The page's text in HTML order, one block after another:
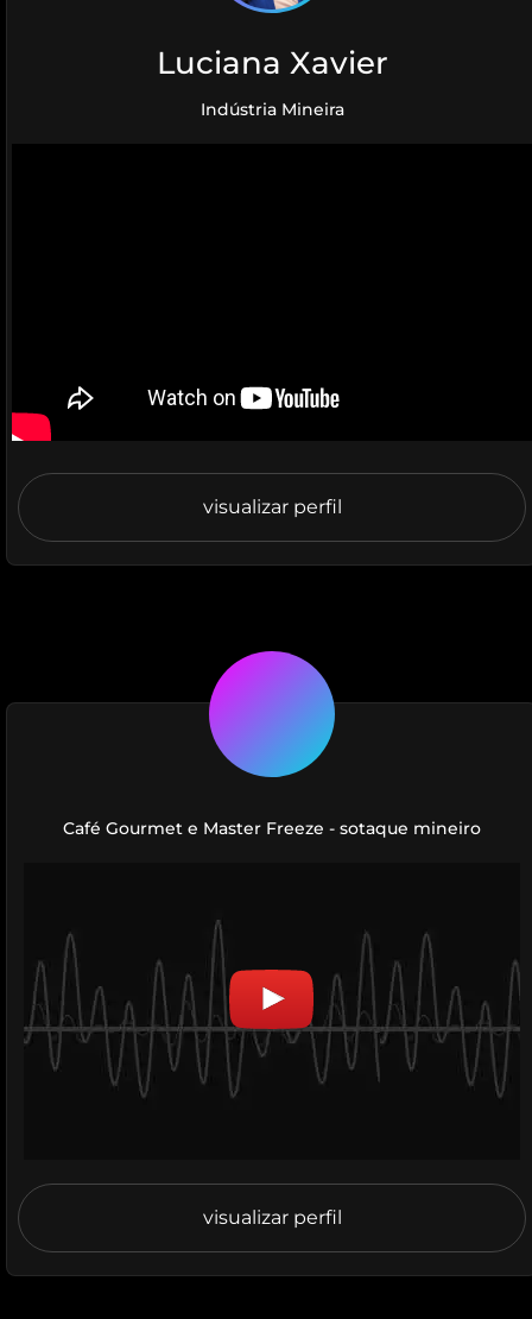
Luciana Xavier
Indústria Mineira
visualizar perfil
Café Gourmet e Master Freeze - sotaque mineiro
visualizar perfil